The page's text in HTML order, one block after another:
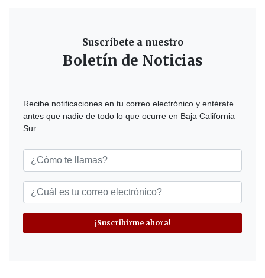
Suscríbete a nuestro
Boletín de Noticias
Recibe notificaciones en tu correo electrónico y entérate
antes que nadie de todo lo que ocurre en Baja California
Sur.
¡Suscribirme ahora!